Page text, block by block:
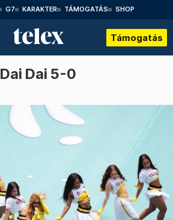
G7 KARAKTER TÁMOGATÁS SHOP
Támogatás
Dai 5-0